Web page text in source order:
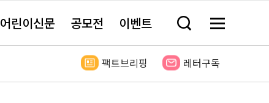
어린이신문 공모전 이벤트 검
창
기
메
전
보
팩트브리핑 레터구독